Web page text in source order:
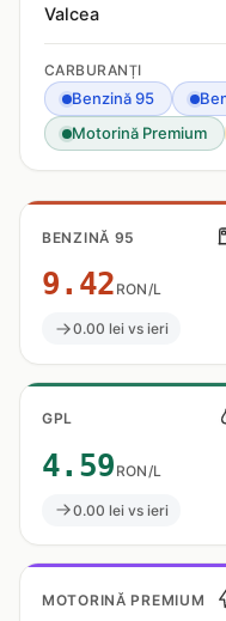
Valcea
CARBURANȚI
Benzină 95
Motorină Premium
BENZINĂ 95
9.42 RON/L
0.00 lei vs ieri
GPL
4.59 RON/L
0.00 lei vs ieri
MOTORINĂ PREMIUM